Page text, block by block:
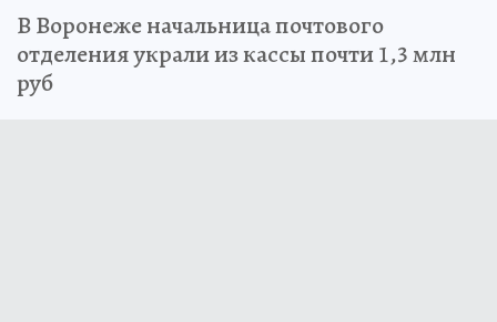
В Воронеже начальница почтового
отделения украли из кассы почти 1,3 млн
руб